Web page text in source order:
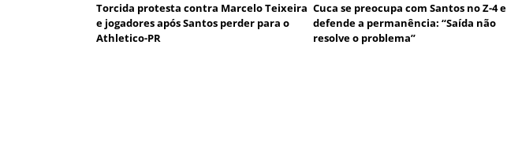
Torcida protesta contra Marcelo Teixeira
e jogadores após Santos perder para o
Athletico-PR
Cuca se preocupa com Santos no Z-4 e
defende a permanência: “Saída não
resolve o problema”